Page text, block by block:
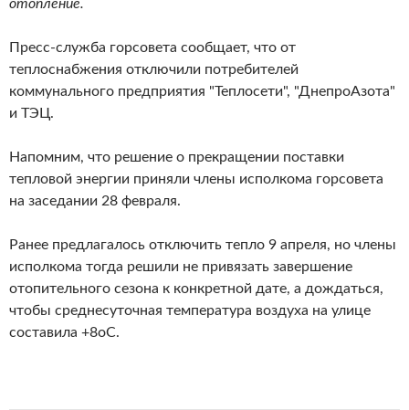
отопление.
Пресс-служба горсовета сообщает, что от
теплоснабжения отключили потребителей
коммунального предприятия "Теплосети", "ДнепроАзота"
и ТЭЦ.
Напомним, что решение о прекращении поставки
тепловой энергии приняли члены исполкома горсовета
на заседании 28 февраля.
Ранее предлагалось отключить тепло 9 апреля, но члены
исполкома тогда решили не привязать завершение
отопительного сезона к конкретной дате, а дождаться,
чтобы среднесуточная температура воздуха на улице
составила +8оС.